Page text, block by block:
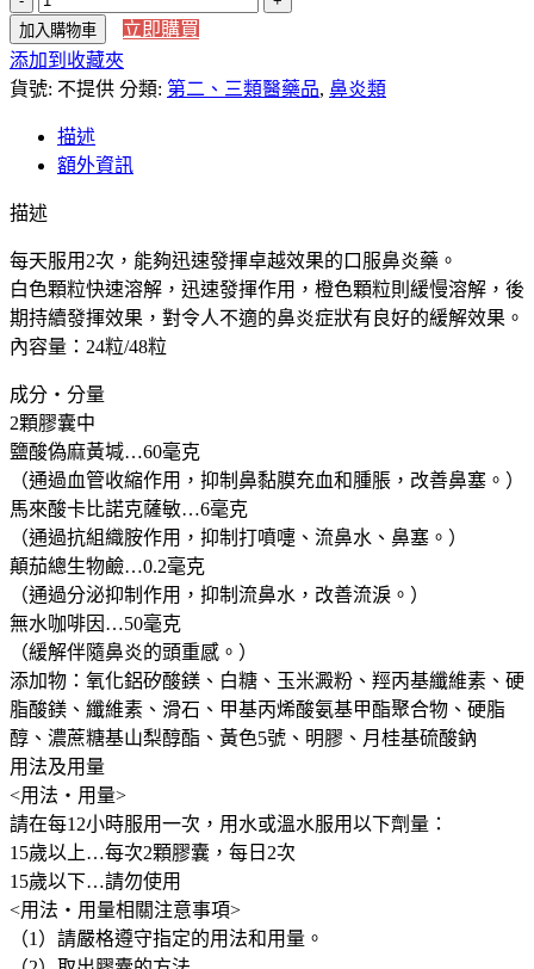
NT$269
到
本
直
送】
本
大
正
藥
急
慢
性
炎
過
敏
性
鼻
炎
速
溶
鼻
炎
片
劑
持
續
治
療
鼻
炎
症
狀
加入購物車
立即購買
添加到收藏夾
貨號: 不提供 分類: 第二、三類醫藥品, 鼻炎類
描述
額外資訊
描述
每天服用2次，能夠迅速發揮卓越效果的口服鼻炎藥。
白色顆粒快速溶解，迅速發揮作用，橙色顆粒則緩慢溶解，後
期持續發揮效果，對令人不適的鼻炎症狀有良好的緩解效果。
內容量：24粒/48粒
成分・分量
2顆膠囊中
鹽酸偽麻黃堿…60毫克
（通過血管收縮作用，抑制鼻黏膜充血和腫脹，改善鼻塞。）
馬來酸卡比諾克薩敏…6毫克
（通過抗組織胺作用，抑制打噴嚏、流鼻水、鼻塞。）
顛茄總生物鹼…0.2毫克
（通過分泌抑制作用，抑制流鼻水，改善流淚。）
無水咖啡因…50毫克
（緩解伴隨鼻炎的頭重感。）
添加物：氧化鋁矽酸鎂、白糖、玉米澱粉、羥丙基纖維素、硬
脂酸鎂、纖維素、滑石、甲基丙烯酸氨基甲酯聚合物、硬脂
醇、濃蔗糖基山梨醇酯、黃色5號、明膠、月桂基硫酸鈉
用法及用量
<用法・用量>
請在每12小時服用一次，用水或溫水服用以下劑量：
15歲以上…每次2顆膠囊，每日2次
15歲以下…請勿使用
<用法・用量相關注意事項>
（1）請嚴格遵守指定的用法和用量。